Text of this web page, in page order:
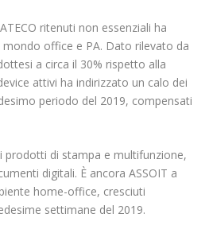
ritenuti non essenziali ha
office e PA. Dato rilevato da
a circa il 30% rispetto alla
attivi ha indirizzato un calo dei
periodo del 2019, compensati
di stampa e multifunzione,
digitali. È ancora ASSOIT a
home-office, cresciuti
settimane del 2019.